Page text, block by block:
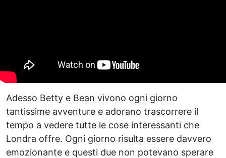
Adesso Betty e Bean vivono ogni giorno
tantissime avventure e adorano trascorrere il
tempo a vedere tutte le cose interessanti che
Londra offre. Ogni giorno risulta essere davvero
emozionante e questi due non potevano sperare